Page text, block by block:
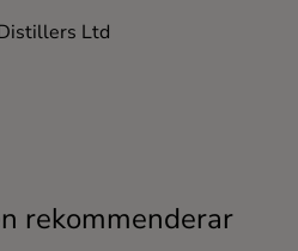
Ltd
rekommenderar